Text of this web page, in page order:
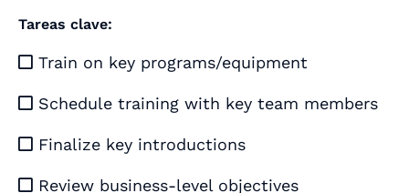
Tareas clave:
 Train on key programs/equipment
 Schedule training with key team members
 Finalize key introductions
 Review business-level objectives